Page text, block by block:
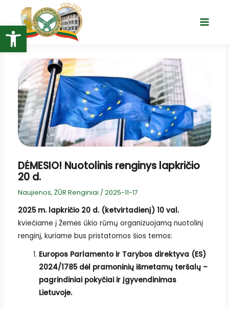
Open toolbar
turinio
Main
DĖMESIO! Nuotolinis renginys lapkričio
20 d.
Naujienos, ŽŪR Renginiai / 2025-11-17
2025 m. lapkričio 20 d. (ketvirtadienį) 10 val.
kviečiame į Žemės ūkio rūmų organizuojamą nuotolinį
renginį, kuriame bus pristatomos šios temos:
Europos Parlamento ir Tarybos direktyva (ES)
2024/1785 dėl pramoninių išmetamų teršalų –
pagrindiniai pokyčiai ir įgyvendinimas
Lietuvoje.